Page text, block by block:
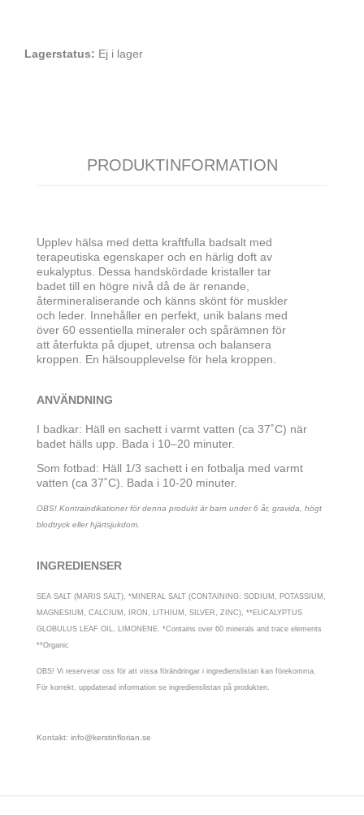
Lagerstatus: Ej i lager
PRODUKTINFORMATION
Upplev hälsa med detta kraftfulla badsalt med
terapeutiska egenskaper och en härlig doft av
eukalyptus. Dessa handskördade kristaller tar
badet till en högre nivå då de är renande,
återmineraliserande och känns skönt för muskler
och leder. Innehåller en perfekt, unik balans med
över 60 essentiella mineraler och spårämnen för
att återfukta på djupet, utrensa och balansera
kroppen. En hälsoupplevelse för hela kroppen.
ANVÄNDNING
I badkar: Häll en sachett i varmt vatten (ca 37˚C) när
badet hälls upp. Bada i 10–20 minuter.
Som fotbad: Häll 1/3 sachett i en fotbalja med varmt
vatten (ca 37˚C). Bada i 10-20 minuter.
OBS! Kontraindikationer för denna produkt är barn under 6 år, gravida, högt
blodtryck eller hjärtsjukdom.
INGREDIENSER
SEA SALT (MARIS SALT), *MINERAL SALT (CONTAINING: SODIUM, POTASSIUM,
MAGNESIUM, CALCIUM, IRON, LITHIUM, SILVER, ZINC), **EUCALYPTUS
GLOBULUS LEAF OIL, LIMONENE. *Contains over 60 minerals and trace elements
**Organic
OBS! Vi reserverar oss för att vissa förändringar i ingredienslistan kan förekomma.
För korrekt, uppdaterad information se ingredienslistan på produkten.
Kontakt: info@kerstinflorian.se